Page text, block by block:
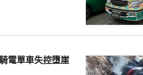
在家中，用祖父的9
過，亦有人拍到他為
散學生，警方圍封校
電單車失控墮崖